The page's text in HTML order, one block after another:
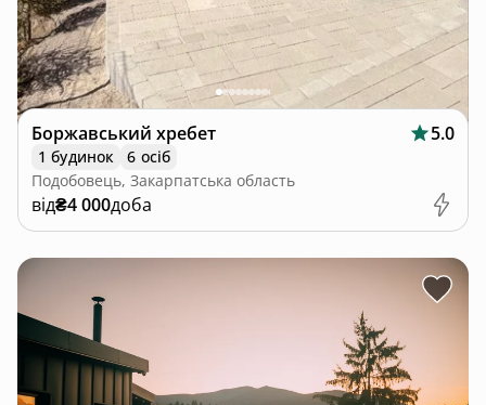
Боржавський хребет 5.0
1 будинок
6 осіб
Подобовець, Закарпатська область
від₴4 000доба